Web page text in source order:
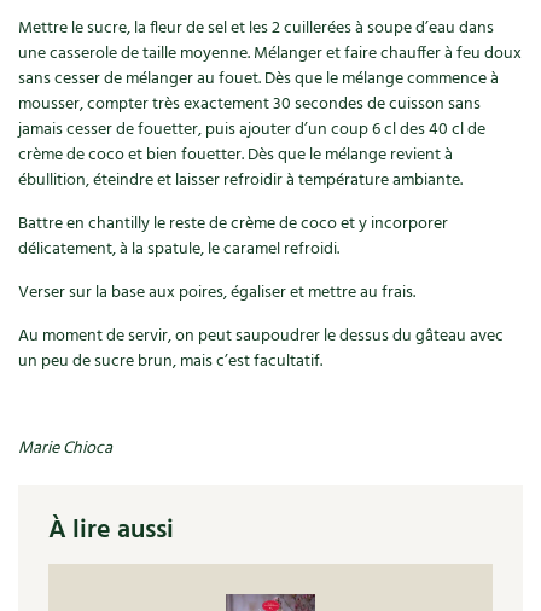
Santé et bien-être
Les plantes et leurs vertus
Soins et cosmétiques au naturel
Société et alternatives
Vivre l’écologie
Protéger la nature
Autonomie
Les 4 saisons
Mettre le sucre, la fleur de sel et les 2 cuillerées à soupe d’eau dans
une casserole de taille moyenne. Mélanger et faire chauffer à feu doux
sans cesser de mélanger au fouet. Dès que le mélange commence à
mousser, compter très exactement 30 secondes de cuisson sans
jamais cesser de fouetter, puis ajouter d’un coup 6 cl des 40 cl de
crème de coco et bien fouetter. Dès que le mélange revient à
ébullition, éteindre et laisser refroidir à température ambiante.
Battre en chantilly le reste de crème de coco et y incorporer
délicatement, à la spatule, le caramel refroidi.
Verser sur la base aux poires, égaliser et mettre au frais.
Au moment de servir, on peut saupoudrer le dessus du gâteau avec
un peu de sucre brun, mais c’est facultatif.
Marie Chioca
À lire aussi